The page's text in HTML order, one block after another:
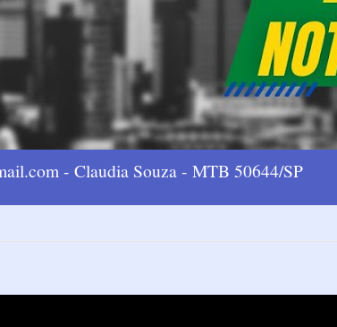
- Claudia Souza - MTB 50644/SP